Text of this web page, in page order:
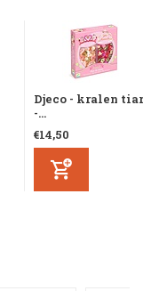
Djeco - kralen
-...
€14,50